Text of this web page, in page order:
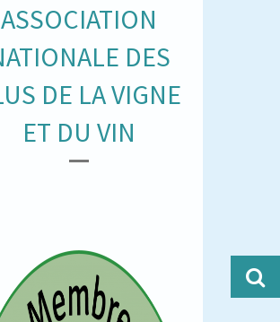
ASSOCIATION
DES
DE LA VIGNE
ET DU VIN